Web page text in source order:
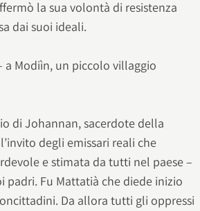
la sua volontà di resistenza
dai suoi ideali.
a Modiìn, un piccolo villaggio
di Johannan, sacerdote della
degli emissari reali che
e stimata da tutti nel paese –
Fu Mattatià che diede inizio
Da allora tutti gli oppressi